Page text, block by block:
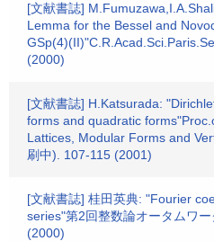
[文献書誌]
Lemma for the Bessel and
(2000)
[文献書誌] H.Katsurada:
forms and quadratic
Lattices, Modular Forms and
刷中). 107-115 (2001)
[文献書誌] 桂田英典: "Fourier
series"第2回整数論オータムワ
(2000)